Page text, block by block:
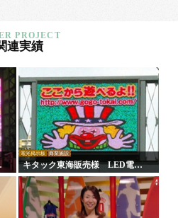
連実績
電光掲示板 商業施設
キタック東海販売様 LED電光
掲示板